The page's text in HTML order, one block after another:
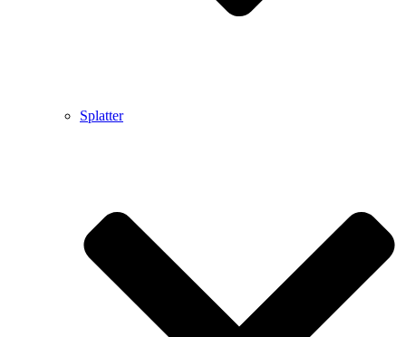
Splatter